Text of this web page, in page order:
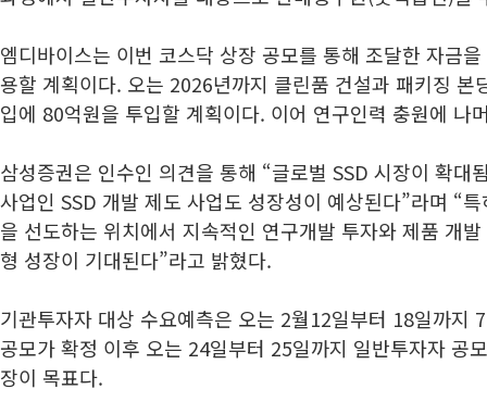
엠디바이스는 이번 코스닥 상장 공모를 통해 조달한 자금
용할 계획이다. 오는 2026년까지 클린품 건설과 패키징 본
입에 80억원을 투입할 계획이다. 이어 연구인력 충원에 나
삼성증권은 인수인 의견을 통해 “글로벌 SSD 시장이 확대
사업인 SSD 개발 제도 사업도 성장성이 예상된다”라며 “
을 선도하는 위치에서 지속적인 연구개발 투자와 제품 개
형 성장이 기대된다”라고 밝혔다.
기관투자자 대상 수요예측은 오는 2월12일부터 18일까지
공모가 확정 이후 오는 24일부터 25일까지 일반투자자 공
장이 목표다.